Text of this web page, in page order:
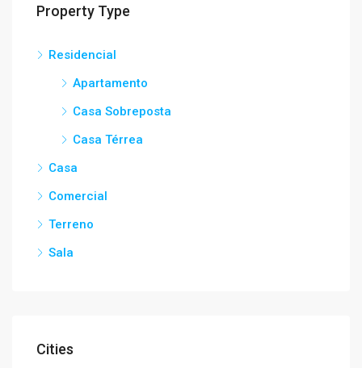
Property Type
Residencial
Apartamento
Casa Sobreposta
Casa Térrea
Casa
Comercial
Terreno
Sala
Cities